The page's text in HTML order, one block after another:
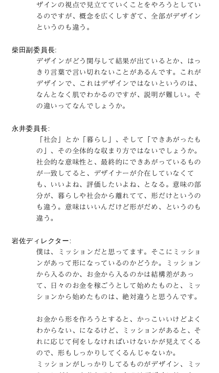
ザインの視点で見立てていくことをやろうとしてい
るのですが、概念を広くしすぎて、全部がデザイン
というのも違う。
柴田副委員長:
デザインがどう関与して結果が出ているとか、はっ
きり言葉で言い切れないことがあるんです。これが
デザインで、これはデザインではないというのは、
なんとなく肌でわかるのですが、説明が難しい。そ
の違いってなんでしょうか。
永井委員長:
「社会」とか「暮らし」、そして「できあがったも
の」、その全体的な収まり方ではないでしょうか。
社会的な意味性と、最終的にできあがっているもの
が一致してると、デザイナーが介在していなくて
も、いいよね、評価したいよね、となる。意味の部
分が、暮らしや社会から離れてて、形だけというの
も違う。意味はいいんだけど形がだめ、というのも
違う。
岩佐ディレクター:
僕は、ミッションだと思ってます。そこにミッショ
ンがあって形になっているのかどうか。ミッション
から入るのか、お金から入るのかは結構差があっ
て、日々のお金を稼ごうとして始めたものと、ミッ
ションから始めたものは、絶対違うと思うんです。
お金から形を作ろうとすると、かっこいいけどよく
わからない、になるけど、ミッションがあると、そ
れに応じて何をしなければいけないかが見えてくる
ので、形もしっかりしてくるんじゃないか。
ミッションがしっかりしてるものがデザイン、ミッ